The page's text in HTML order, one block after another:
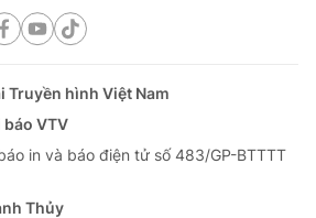
Truyền hình Việt Nam
báo VTV
in và báo điện tử số 483/GP-BTTTT
Thủy